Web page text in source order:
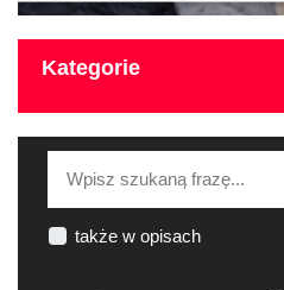
Kategorie
także w opisach